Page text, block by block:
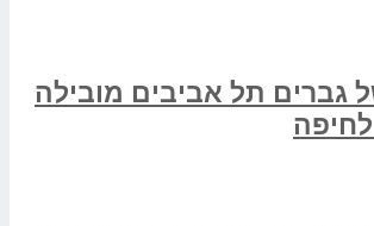
גברים תל אביבים מובילה